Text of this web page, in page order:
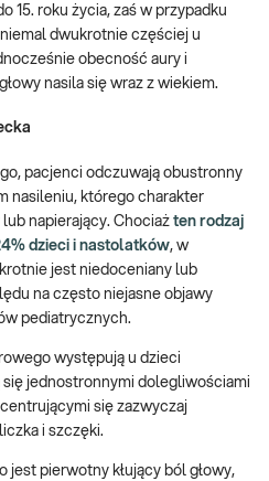
15. roku życia, zaś w przypadku
dwukrotnie częściej u
obecność aury i
nasila się wraz z wiekiem.
pacjenci odczuwają obustronny
nasileniu, którego charakter
napierający. Chociaż ten rodzaj
dzieci i nastolatków, w
jest niedoceniany lub
na często niejasne objawy
pediatrycznych.
występują u dzieci
jednostronnymi dolegliwościami
się zazwyczaj
i szczęki.
jest pierwotny kłujący ból głowy,